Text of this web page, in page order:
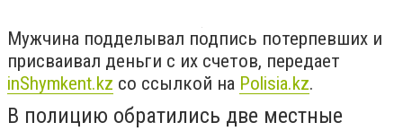
Мужчина подделывал подпись потерпевших и
присваивал деньги с их счетов, передает
inShymkent.kz со ссылкой на Polisia.kz.
В полицию обратились две местные